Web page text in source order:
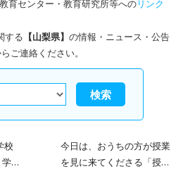
育センター・教育研究所等へのリンク
する 【山梨県】 の情報・ニュース・公告
ご連絡ください。
検索
校
年
今日は、おうちの方が授業
を見に来てくださる「授業